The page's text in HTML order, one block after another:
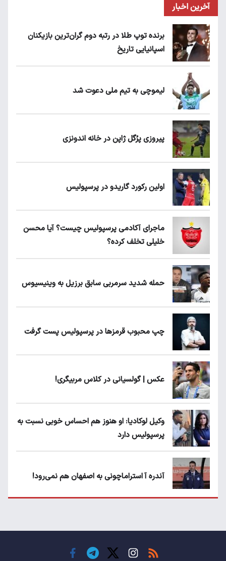
آخرین اخبار
برنده توپ طلا در رتبه دوم گران‌ترین بازیکنان
اسپانیایی تاریخ
لیموچی به تیم ملی دعوت شد
پیروزی پرُگل ژاپن در خانه اندونزی
اولین رکورد گاریدو در پرسپولیس
ماجرای آکادمی پرسپولیس چیست؟ آیا محسن
خلیلی تخلف کرده؟
حمله شدید سرمربی سابق برزیل به وینیسیوس
چپ محبوب قرمزها در پرسپولیس پست گرفت
عکس | گولسیانی در کلاس مربیگری!
وکیل لوکادیا: او هنوز هم احساس خوبی نسبت به
پرسپولیس دارد
آندره آ استراماچونی به اصفهان هم نمی‌رود!
حسن روی هوا!